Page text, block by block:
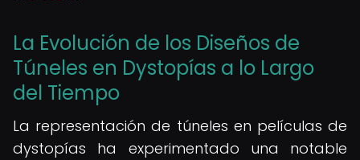
La Evolución de los Diseños de
Túneles en Dystopías a lo Largo
del Tiempo
La representación de túneles en películas de
dystopías ha experimentado una notable